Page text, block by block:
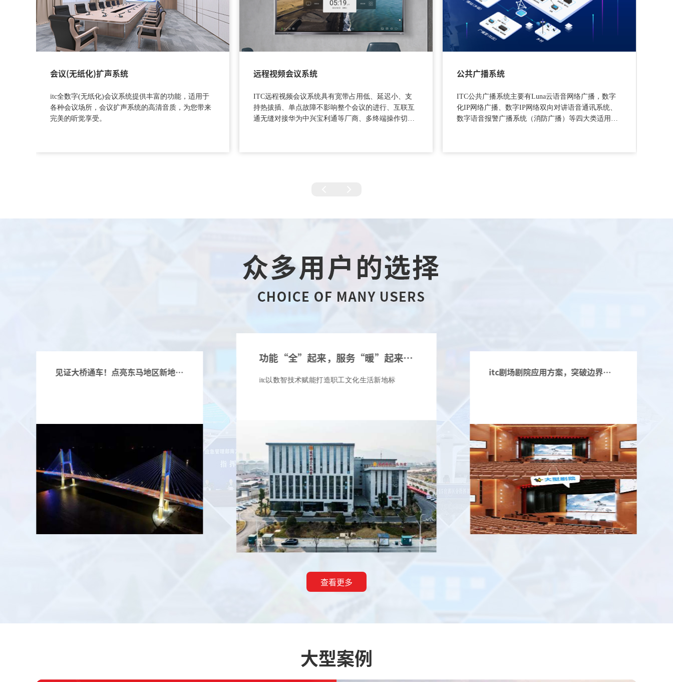
会议(无纸化)扩声系统
itc全数字(无纸化)会议系统提供丰富的功能，适用于
各种会议场所，会议扩声系统的高清音质，为您带来
完美的听觉享受。
远程视频会议系统
ITC远程视频会议系统具有宽带占用低、延迟小、支
持热拔插、单点故障不影响整个会议的进行、互联互
通无缝对接华为中兴宝利通等厂商、多终端操作切操
公共广播系统
ITC公共广播系统主要有Luna云语音网络广播，数字
化IP网络广播、数字IP网络双向对讲语音通讯系统、
数字语音报警广播系统（消防广播）等四大类适用包
功能“全”起来，服务“暖”起来！itc保伦股份全方位助力湖南慈利县工人文化宫焕彩启幕！
itc剧场剧院应用方案，突破边界，体验升级
跨越国界，穿越山海！itc保伦股份助力吉尔吉斯斯坦紧急情况部构建“智慧应急平台”，全力护航国家安全！
查看更多
大型案例